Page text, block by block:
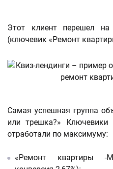
Этот клиент перешел
(ключевик «Ремонт
Самая успешная группа
или трешка?» Ключевики
отработали по максимуму:
«Ремонт квартиры -